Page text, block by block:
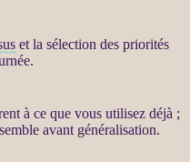
et la sélection des priorités
à ce que vous utilisez déjà ;
avant généralisation.